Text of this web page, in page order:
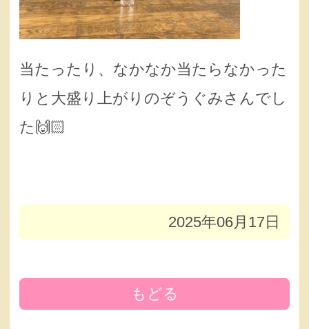
当たったり、なかなか当たらなかった
りと大盛り上がりのぞうぐみさんでし
た🙌🏻
2025年06月17日
もどる